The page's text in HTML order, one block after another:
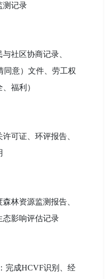
测记录
社区协商记录、
同意）文件、劳工权
福利）
可证、环评报告、
林资源监测报告、
态影响评估记录
完成HCVF识别、经